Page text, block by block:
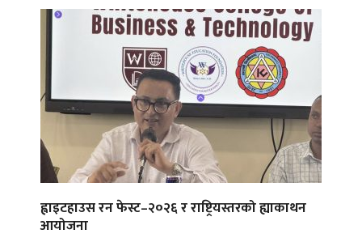
ह्वाइटहाउस रन फेस्ट–२०२६ र राष्ट्रियस्तरको ह्याकाथन
आयोजना